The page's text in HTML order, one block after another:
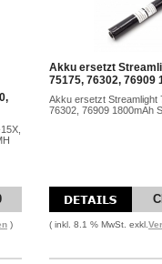
)
Akku ersetzt
75175, 76302, 76909
Akku ersetzt Streamlight
76302, 76909 1800mAh
( inkl. 8.1 % MwSt. exkl.